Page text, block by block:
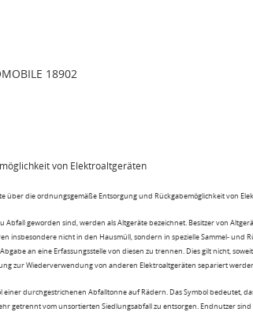
18902
von Elektroaltgeräten
über die ordnungsgemäße Entsorgung und Rückgabemöglichkeit von
Abfall geworden sind, werden als Altgeräte bezeichnet. Besitzer von
insbesondere nicht in den Hausmüll, sondern in spezielle Sammel- und
an eine Erfassungsstelle von diesen zu trennen. Dies gilt nicht,
zur Wiederverwendung von anderen Elektroaltgeräten separiert
einer durchgestrichenen Abfalltonne auf Rädern. Das Symbol bedeutet,
getrennt vom unsortierten Siedlungsabfall zu entsorgen. Endnutzer